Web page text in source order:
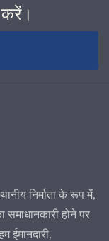
निर्माता के रूप में,
होने पर
ईमानदारी,